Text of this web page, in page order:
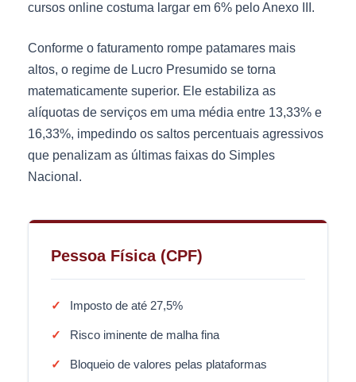
cursos online costuma largar em 6% pelo Anexo III.
Conforme o faturamento rompe patamares mais
altos, o regime de Lucro Presumido se torna
matematicamente superior. Ele estabiliza as
alíquotas de serviços em uma média entre 13,33% e
16,33%, impedindo os saltos percentuais agressivos
que penalizam as últimas faixas do Simples
Nacional.
Pessoa Física (CPF)
Imposto de até 27,5%
Risco iminente de malha fina
Bloqueio de valores pelas plataformas